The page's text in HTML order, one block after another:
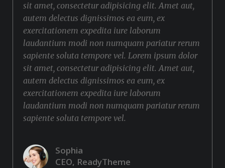
sit amet, consectetur adipisicing elit. Amet aut,
autem delectus dignissimos ea eum, ex
exercitationem expedita iure laborum
laudantium modi non numquam pariatur rerum
sapiente soluta tempore vel. Lorem ipsum dolor
sit amet, consectetur adipisicing elit. Amet aut,
autem delectus dignissimos ea eum, ex
exercitationem expedita iure laborum
laudantium modi non numquam pariatur rerum
sapiente soluta tempore vel.
Sophia
CEO, ReadyTheme